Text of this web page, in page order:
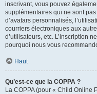
inscrivant, vous pouvez
supplémentaires qui ne sont
d’avatars personnalisés,
courriers électroniques aux
d’utilisateurs, etc. L’inscription
pourquoi nous vous
Haut
Qu’est-ce que la COPPA ?
La COPPA (pour « Child Online